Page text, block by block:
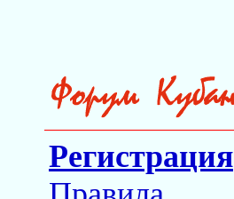
Регистрация